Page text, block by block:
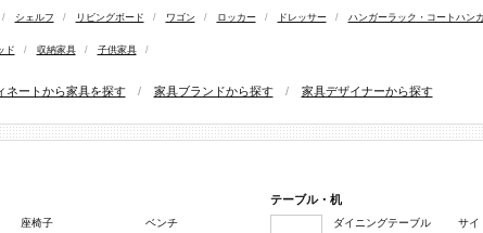
/ シェルフ / リビングボード / ワゴン / ロッカー / ドレッサー / ハンガーラック・コートハン
ド / 収納家具 / 子供家具 /
ネートから家具を探す / 家具ブランドから探す / 家具デザイナーから探す
座椅子
ベンチ
テーブル・机
ダイニングテーブル
サイ